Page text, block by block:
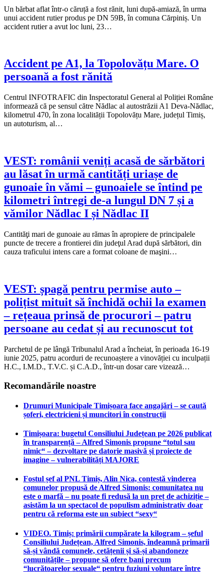
Un bărbat aflat într-o căruță a fost rănit, luni după-amiază, în urma
unui accident rutier produs pe DN 59B, în comuna Cărpiniș. Un
accident rutier a avut loc luni, 23…
Accident pe A1, la Topolovățu Mare. O
persoană a fost rănită
Centrul INFOTRAFIC din Inspectoratul General al Poliției Române
informează că pe sensul către Nădlac al autostrăzii A1 Deva-Nădlac,
kilometrul 470, în zona localității Topolovățu Mare, județul Timiș,
un autoturism, al…
VEST: românii veniți acasă de sărbători
au lăsat în urmă cantități uriașe de
gunoaie în vămi – gunoaiele se întind pe
kilometri întregi de-a lungul DN 7 și a
vămilor Nădlac I și Nădlac II
Cantităţi mari de gunoaie au rămas în apropiere de principalele
puncte de trecere a frontierei din judeţul Arad după sărbători, din
cauza traficului intens care a format coloane de maşini…
VEST: șpagă pentru permise auto –
polițist mituit să închidă ochii la examen
– rețeaua prinsă de procurori – patru
persoane au cedat și au recunoscut tot
Parchetul de pe lângă Tribunalul Arad a încheiat, în perioada 16-19
iunie 2025, patru acorduri de recunoaștere a vinovăției cu inculpații
H.C., I.M.D., T.V.C. și C.A.D., într-un dosar care vizează…
Recomandările noastre
Drumuri Municipale Timișoara face angajări – se caută
șoferi, electricieni și muncitori în construcții
Timișoara: bugetul Consiliului Județean pe 2026 publicat
în transparență – Alfred Simonis propune “totul sau
nimic“ – dezvoltare pe datorie masivă și proiecte de
imagine – vulnerabilități MAJORE
Fostul șef al PNL Timiș, Alin Nica, contestă vinderea
comunelor propusă de Alfred Simonis: comunitatea nu
este o marfă – nu poate fi redusă la un preț de achiziție –
asistăm la un spectacol de populism administrativ doar
pentru că reforma este un subiect “sexy“
VIDEO. Timiș: primării cumpărate la kilogram – șeful
Consiliului Județean, Alfred Simonis, îndeamnă primarii
să-și vândă comunele, cetățenii și să-și abandoneze
comunitățile – propune să ofere bani precum
“lucrătoarelor sexuale“ pentru fuziuni voluntare între